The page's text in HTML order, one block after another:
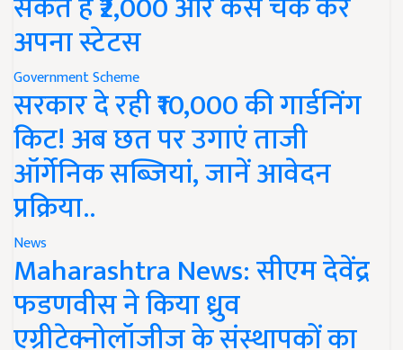
अपना स्टेटस
Government Scheme
सरकार दे रही ₹10,000 की गार्डनिंग
किट! अब छत पर उगाएं ताजी
ऑर्गेनिक सब्जियां, जानें आवेदन
प्रक्रिया..
News
Maharashtra News: सीएम देवेंद्र
फडणवीस ने किया ध्रुव
एग्रीटेक्नोलॉजीज के संस्थापकों का